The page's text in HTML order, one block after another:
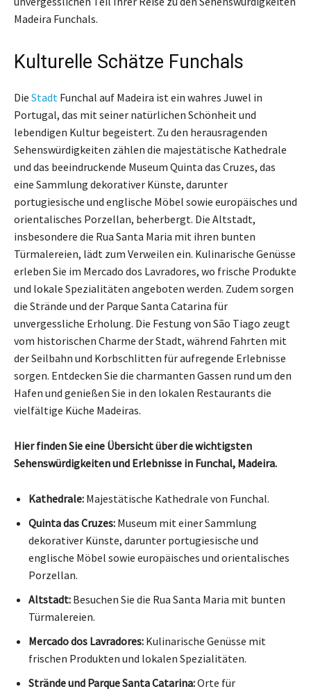
Madeira Funchals.
Kulturelle Schätze Funchals
Die Stadt Funchal auf Madeira ist ein wahres Juwel in
Portugal, das mit seiner natürlichen Schönheit und
lebendigen Kultur begeistert. Zu den herausragenden
Sehenswürdigkeiten zählen die majestätische Kathedrale
und das beeindruckende Museum Quinta das Cruzes, das
eine Sammlung dekorativer Künste, darunter
portugiesische und englische Möbel sowie europäisches und
orientalisches Porzellan, beherbergt. Die Altstadt,
insbesondere die Rua Santa Maria mit ihren bunten
Türmalereien, lädt zum Verweilen ein. Kulinarische Genüsse
erleben Sie im Mercado dos Lavradores, wo frische Produkte
und lokale Spezialitäten angeboten werden. Zudem sorgen
die Strände und der Parque Santa Catarina für
unvergessliche Erholung. Die Festung von São Tiago zeugt
vom historischen Charme der Stadt, während Fahrten mit
der Seilbahn und Korbschlitten für aufregende Erlebnisse
sorgen. Entdecken Sie die charmanten Gassen rund um den
Hafen und genießen Sie in den lokalen Restaurants die
vielfältige Küche Madeiras.
Hier finden Sie eine Übersicht über die wichtigsten
Sehenswürdigkeiten und Erlebnisse in Funchal, Madeira.
Kathedrale: Majestätische Kathedrale von Funchal.
Quinta das Cruzes: Museum mit einer Sammlung
dekorativer Künste, darunter portugiesische und
englische Möbel sowie europäisches und orientalisches
Porzellan.
Altstadt: Besuchen Sie die Rua Santa Maria mit bunten
Türmalereien.
Mercado dos Lavradores: Kulinarische Genüsse mit
frischen Produkten und lokalen Spezialitäten.
Strände und Parque Santa Catarina:Orte für